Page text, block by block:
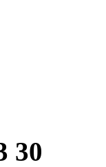
30